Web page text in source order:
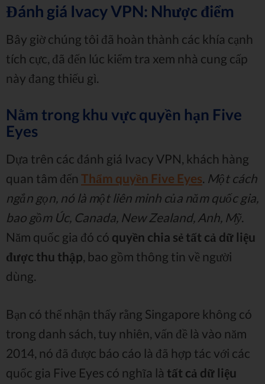
Đánh giá Ivacy VPN: Nhược điểm
Bây giờ chúng tôi đã hoàn thành các khía cạnh
tích cực, đã đến lúc kiểm tra xem nhà cung cấp
này đang thiếu gì.
Nằm trong khu vực quyền hạn Five
Eyes
Dựa trên các đánh giá Ivacy VPN, khách hàng
quan tâm đến Thẩm quyền Five Eyes Một cách
ngắn gọn, nó là một liên minh của năm quốc gia,
bao gồm Úc, Canada, New Zealand, Anh, Mỹ
Năm quốc gia đó có quyền chia sẻ tất cả dữ liệu
được thu thập , bao gồm thông tin về người
dùng.
Bạn có thể nhận thấy rằng Singapore không có
trong danh sách, tuy nhiên, vấn đề là vào năm
2014, nó đã được báo cáo là đã hợp tác với các
quốc gia Five Eyes có nghĩa là tất cả dữ liệu